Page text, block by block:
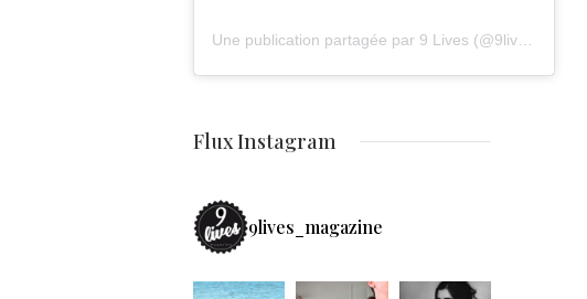
Flux Instagram
9lives_magazine